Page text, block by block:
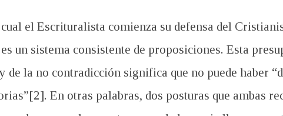
el Escrituralista comienza su defensa del
un sistema consistente de proposiciones. Esta
de la no contradicción significa que no puede haber
En otras palabras, dos posturas que ambas